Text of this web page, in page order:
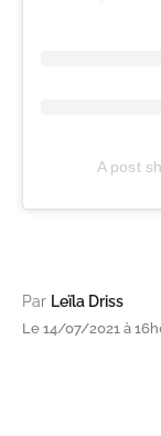
A post
Par Leïla Driss
Le 14/07/2021 à